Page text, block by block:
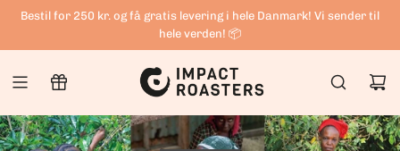
L
I
Bestil for 250 kr. og få gratis levering i hele Danmark! Vi sender til
hele verden! 📦